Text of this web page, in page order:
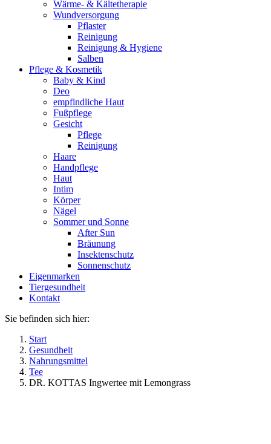
Wärme- & Kältetherapie
Wundversorgung
Pflaster
Reinigung
Reinigung & Hygiene
Salben
Pflege & Kosmetik
Baby & Kind
Deo
empfindliche Haut
Fußpflege
Gesicht
Pflege
Reinigung
Haare
Handpflege
Haut
Intim
Körper
Nägel
Sommer und Sonne
After Sun
Bräunung
Insektenschutz
Sonnenschutz
Eigenmarken
Tiergesundheit
Kontakt
Sie befinden sich hier:
Start
Gesundheit
Nahrungsmittel
Tee
DR. KOTTAS Ingwertee mit Lemongrass